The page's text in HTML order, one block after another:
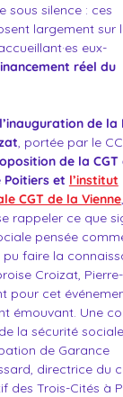
sous silence : ces
largement sur
eux-
réel du
l’inauguration de la
, portée par le
de la CGT
et l’institut
CGT de la Vienne
rappeler ce que
pensée
pu faire la
Croizat,
pour cet
émouvant. Une
la sécurité sociale
de Garance
directrice du
des Trois-Cités à